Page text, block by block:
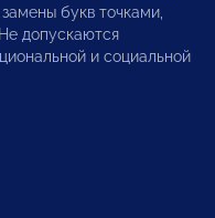
букв точками,
допускаются
и социальной